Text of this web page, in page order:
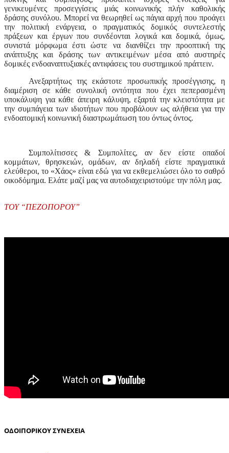
γενικευμένες προσεγγίσεις μιάς κοινωνικής πλήν καθολικής
δράσης συνόλου. Μπορεί να θεωρηθεί ως πάγια αρχή που προάγει
την πολιτική ενάργεια, ο πραγματικός δομικός συντελεστής
πράξεων και έργων που συνδέονται λογικά και δομικά, όμως,
συνιστά μόρφωμα έστι ώστε να διανθίζει την προοπτική της
ανάπτυξης και δράσης των αντικειμένων μέσα από αυστηρές
δομικές ενδοαναπτυξιακές αντιφάσεις του συστημικού πράττειν.
Ανεξαρτήτως της εκάστοτε προσωπικής προσέγγισης, η
διαμέριση σε κάθε συνολική οντότητα που έχει πεπερασμένη
υποκάλυψη για κάθε άπειρη κάλυψη, εξαρτά την κλειστότητα με
την συμπάγεια των ιδιοτήτων που προβάλουν ως αλήθεια για την
ενδοατομική κοινωνική διαστρωμάτωση του όντως όντος.
Συμπολίτισσες & Συμπολίτες, αν δεν είστε οπαδοί
κομμάτων, θρησκειών, ομάδων, αν δηλαδή είστε πραγματικά
ελεύθεροι, το «Χάος» είναι εδώ για να εκθεμελιώσει όλο το σαθρό
οικοδόμημα. Ελάτε μαζί μας να αυτοδιαχειριστούμε την πόλη μας.
ΤΟΥ “ΠΕΖΟΠΟΡΟΥ”
ΟΔΟΙΠΟΡΙΚΟΥ ΣΥΝΕΧΕΙΑ